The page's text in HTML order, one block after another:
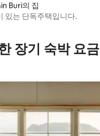
), 후기 10개
Buri의 집
있는 단독주택입니다.
장기 숙박 요금